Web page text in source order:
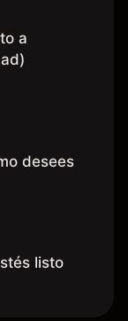
a
desees
listo